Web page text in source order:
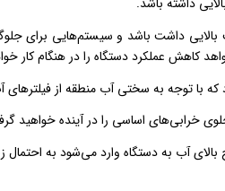
داشت باشد و سیستم‌هایی برای
عملکرد دستگاه را در هنگام کار
با توجه به سختی آب منطقه از فیلترهای
خرابی‌های اساسی را در آینده خواهید
بالای آب به دستگاه وارد می‌شود به